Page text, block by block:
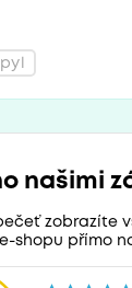
našimi
zobrazíte
shopu přímo